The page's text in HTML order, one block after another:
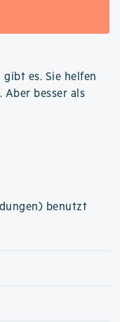
es. Sie helfen
besser als
benutzt